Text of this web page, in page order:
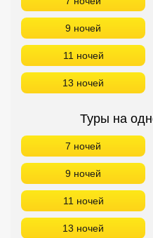
9 ночей
11 ночей
13 ночей
Туры на
7 ночей
9 ночей
11 ночей
13 ночей